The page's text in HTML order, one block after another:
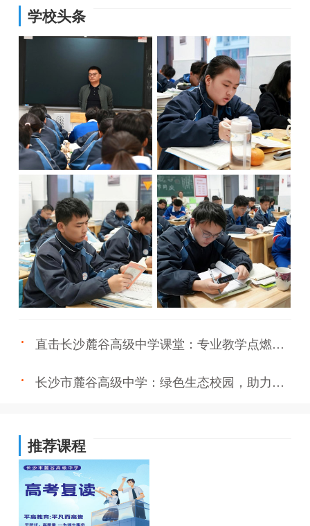
学校头条
直击长沙麓谷高级中学课堂：专业教学点燃学
长沙市麓谷高级中学：绿色生态校园，助力学
推荐课程